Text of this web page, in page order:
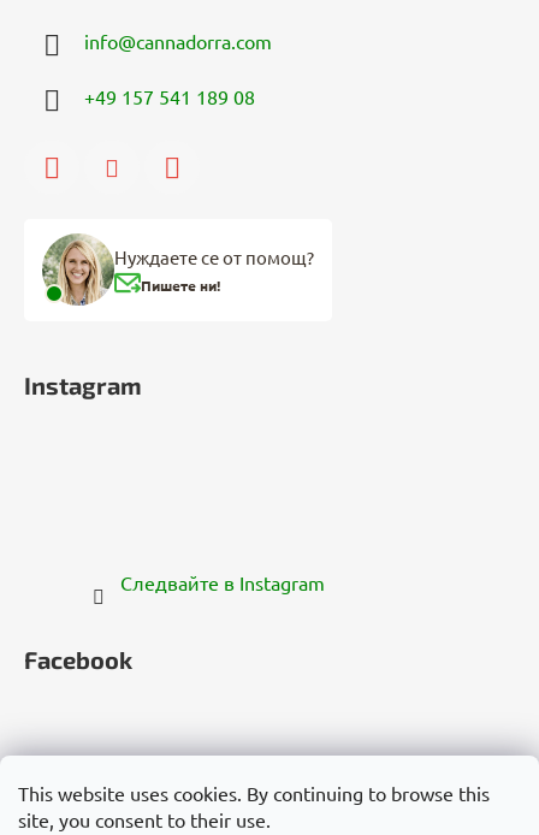
This website uses cookies. By continuing to browse this
site, you consent to their use.
info@cannadorra.com
+49 157 541 189 08
Нуждаете се от помощ?
Пишете ни!
Instagram
Следвайте в Instagram
Facebook
Česko Slovensko Magyarország